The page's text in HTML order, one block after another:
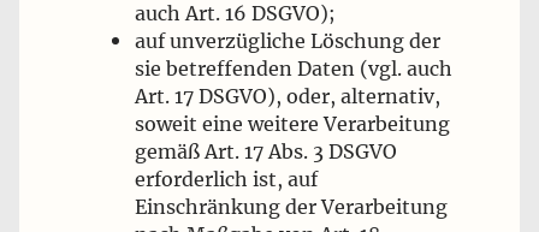
auch Art. 16 DSGVO);
auf unverzügliche Löschung der
sie betreffenden Daten (vgl. auch
Art. 17 DSGVO), oder, alternativ,
soweit eine weitere Verarbeitung
gemäß Art. 17 Abs. 3 DSGVO
erforderlich ist, auf
Einschränkung der Verarbeitung